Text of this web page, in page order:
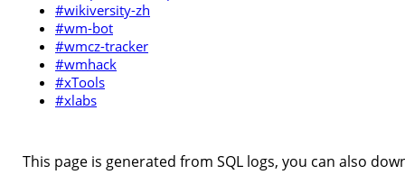
#wikiversity-zh
#wm-bot
#wmcz-tracker
#wmhack
#xTools
#xlabs
This page is generated from SQL logs, you can also